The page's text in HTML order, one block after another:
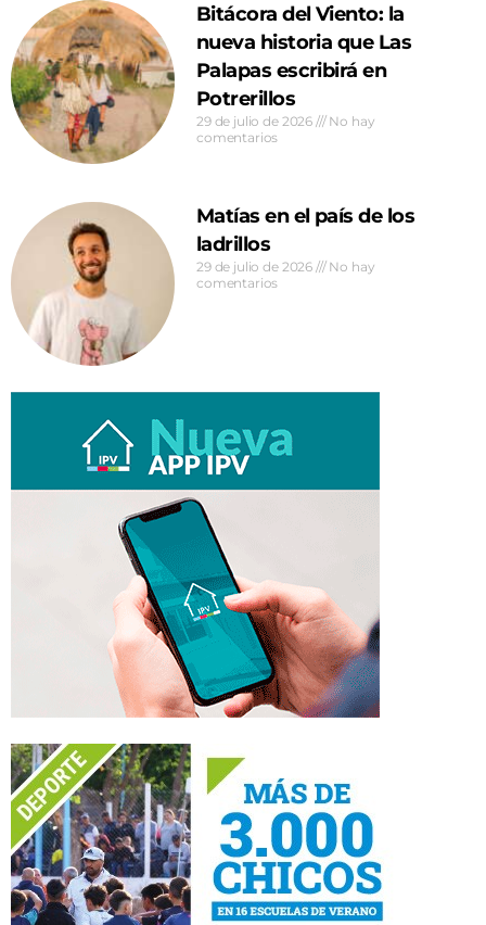
Bitácora del Viento: la
nueva historia que Las
Palapas escribirá en
Potrerillos
29 de julio de 2026
No hay
comentarios
Matías en el país de los
ladrillos
29 de julio de 2026
No hay
comentarios